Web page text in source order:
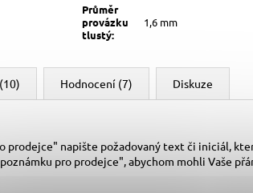
Průměr
provázku
tlustý:
1,6 mm
Hodnocení (7) Diskuze
prodejce" napište požadovaný text či iniciál,
pro prodejce", abychom mohli Vaše